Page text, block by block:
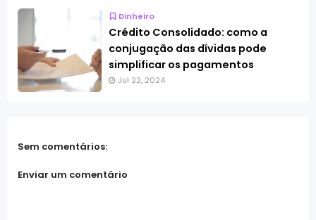
Dinheiro
Crédito Consolidado: como a
conjugação das dívidas pode
simplificar os pagamentos
Jul 22, 2024
Sem comentários:
Enviar um comentário